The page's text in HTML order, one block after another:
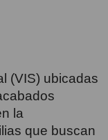
(VIS) ubicadas
la
que buscan